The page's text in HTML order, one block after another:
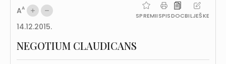
AA
SPREMIISPISDOCBILJEŠKE
14.12.2015.
NEGOTIUM CLAUDICANS